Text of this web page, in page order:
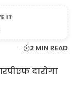
2 MIN READ